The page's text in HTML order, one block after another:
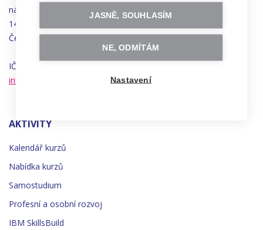
náměstí
Synků 1748/17
140 00 Praha 4 - Nusle
Česká republika
IČO 22834958 | DIČ CZ22834958
info@czechitas.cz
AKTIVITY
Kalendář kurzů
Nabídka kurzů
Samostudium
Profesní a osobní rozvoj
IBM SkillsBuild
JASNĚ, SOUHLASÍM
NE, ODMÍTÁM
Nastavení